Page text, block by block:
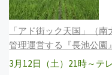
「アド街ック天国」（
管理運営する『長池公園
3月12日（土）21時～テ